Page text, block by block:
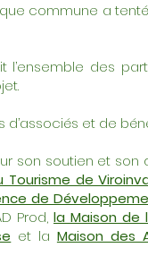
commune a
l’ensemble des
et de
son soutien et son
Tourisme de
de
Prod, la Maison de
et la Maison des